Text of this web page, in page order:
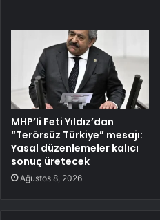
MHP’li Feti Yıldız’dan
“Terörsüz Türkiye” mesajı:
Yasal düzenlemeler kalıcı
sonuç üretecek
Ağustos 8, 2026